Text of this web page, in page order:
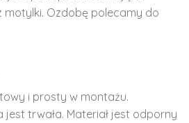
motylki. Ozdobę polecamy do
i prosty w montażu.
trwała. Materiał jest odporny